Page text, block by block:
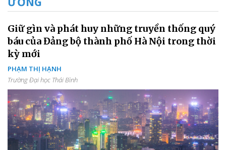
Giữ gìn và phát huy những truyền thống quý
báu của Đảng bộ thành phố Hà Nội trong thời
kỳ mới
PHẠM THỊ HẠNH
Trường Đại học Thái Bình